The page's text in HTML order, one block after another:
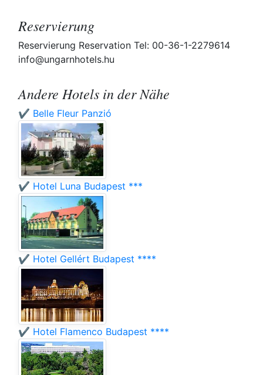
Reservierung
Reservierung Reservation Tel: 00-36-1-2279614
info@ungarnhotels.hu
Andere Hotels in der Nähe
✔️ Belle Fleur Panzió
✔️ Hotel Luna Budapest ***
✔️ Hotel Gellért Budapest ****
✔️ Hotel Flamenco Budapest ****